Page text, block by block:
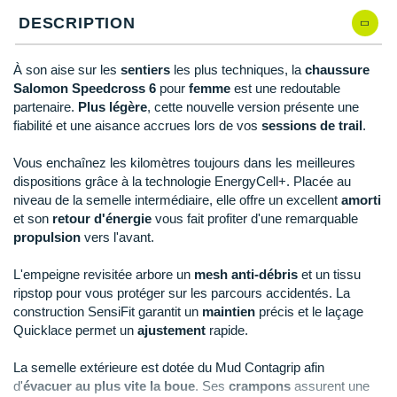
DESCRIPTION
À son aise sur les sentiers les plus techniques, la chaussure
Salomon Speedcross 6 pour femme est une redoutable
partenaire. Plus légère, cette nouvelle version présente une
fiabilité et une aisance accrues lors de vos sessions de trail.
Vous enchaînez les kilomètres toujours dans les meilleures
dispositions grâce à la technologie EnergyCell+. Placée au
niveau de la semelle intermédiaire, elle offre un excellent amorti
et son retour d'énergie vous fait profiter d'une remarquable
propulsion vers l'avant.
L'empeigne revisitée arbore un mesh anti-débris et un tissu
ripstop pour vous protéger sur les parcours accidentés. La
construction SensiFit garantit un maintien précis et le laçage
Quicklace permet un ajustement rapide.
La semelle extérieure est dotée du Mud Contagrip afin
d'évacuer au plus vite la boue. Ses crampons assurent une
+ Voir tous lesaccessoires
NNormal
Odlo
Orca
OVERSTIMS
Petzl
Polar
Puma